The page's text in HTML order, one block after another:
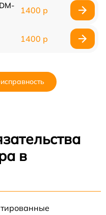
1400 р
1400 р
в